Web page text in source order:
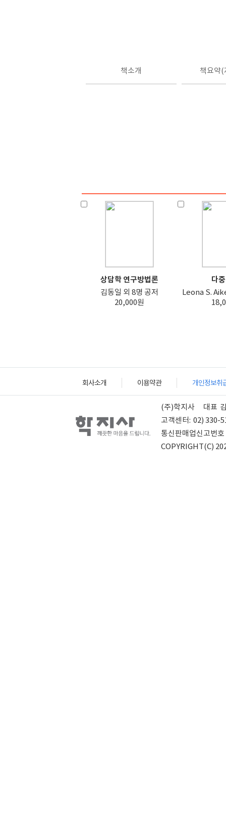
책소개 책요약(
상담학 연구방법론
김동일 외 8명 공저
20,000원
다
Leona S.
회사소개 이용약관 개인정보취
(주)학지사 대표
고객센터: 02) 330-
통신판매업신고번호
COPYRIGHT(C)